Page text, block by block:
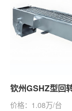
价格：1.08万/台